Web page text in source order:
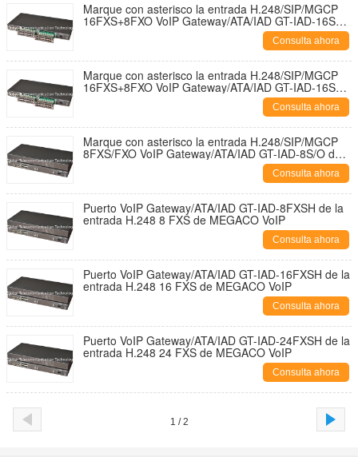
Marque con asterisco la entrada H.248/SIP/MGCP
16FXS+8FXO VoIP Gateway/ATA/IAD GT-IAD-16S8O
Consulta ahora
Marque con asterisco la entrada H.248/SIP/MGCP
16FXS+8FXO VoIP Gateway/ATA/IAD GT-IAD-16S8O
Consulta ahora
Marque con asterisco la entrada H.248/SIP/MGCP
8FXS/FXO VoIP Gateway/ATA/IAD GT-IAD-8S/O del
Consulta ahora
Puerto VoIP Gateway/ATA/IAD GT-IAD-8FXSH de la
entrada H.248 8 FXS de MEGACO VoIP
Consulta ahora
Puerto VoIP Gateway/ATA/IAD GT-IAD-16FXSH de la
entrada H.248 16 FXS de MEGACO VoIP
Consulta ahora
Puerto VoIP Gateway/ATA/IAD GT-IAD-24FXSH de la
entrada H.248 24 FXS de MEGACO VoIP
Consulta ahora
1 / 2